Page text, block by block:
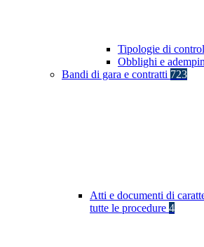
Tipologie di
Obblighi e
Bandi di gara e contratti 723
Atti e documenti di
tutte le procedure 4